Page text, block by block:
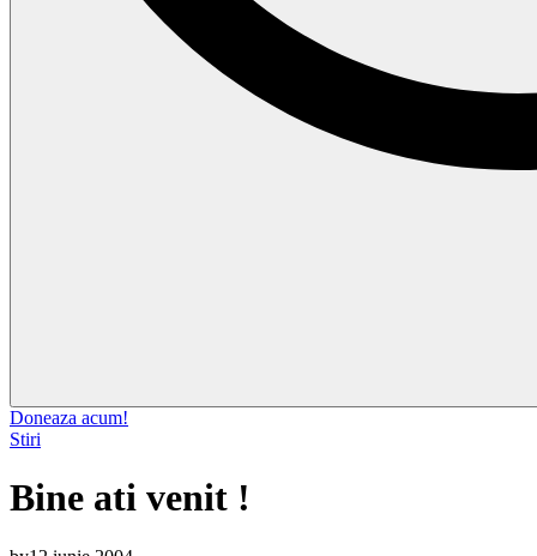
Doneaza acum!
Stiri
Bine ati venit !